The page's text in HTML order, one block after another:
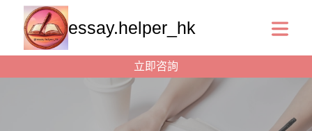
essay.helper_hk
立即咨詢